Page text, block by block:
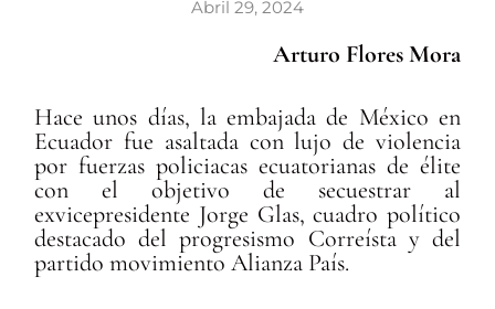
Abril 29, 2024
Arturo Flores Mora
Hace unos días, la embajada de México en
Ecuador fue asaltada con lujo de violencia
por fuerzas policiacas ecuatorianas de élite
con el objetivo de secuestrar al
exvicepresidente Jorge Glas, cuadro político
destacado del progresismo Correísta y del
partido movimiento Alianza País.